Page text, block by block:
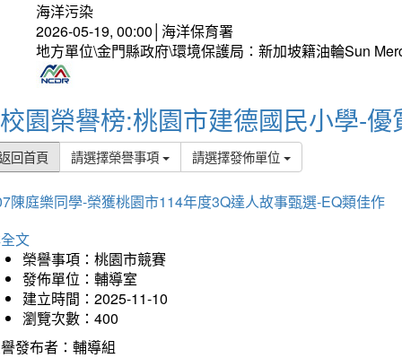
海洋污染
2026-05-19, 00:00│海洋保育署
地方單位\金門縣政府\環境保護局：新加坡籍油輪Sun
校園榮譽榜:桃園市建德國民小學-優
回首頁 請選擇榮譽事項 請選擇發佈單位
陳庭樂同學-榮獲桃園市114年度3Q達人故事甄選-EQ類佳作
文
榮譽事項：桃園市競賽
發佈單位：輔導室
建立時間：2025-11-10
瀏覽次數：400
發布者：輔導組